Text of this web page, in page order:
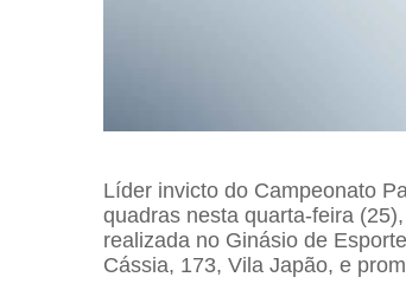
Líder invicto do Campeonato
quadras nesta quarta-feira
realizada no Ginásio de
Cássia, 173, Vila Japão, e